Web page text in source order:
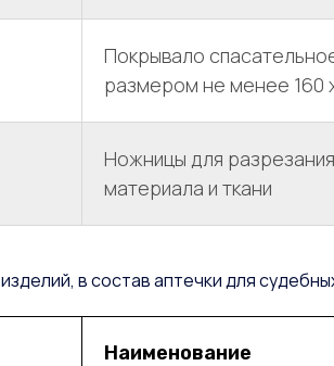
Покрывало
размером не менее 160
Ножницы для
материала и ткани
в состав аптечки для
Наименование